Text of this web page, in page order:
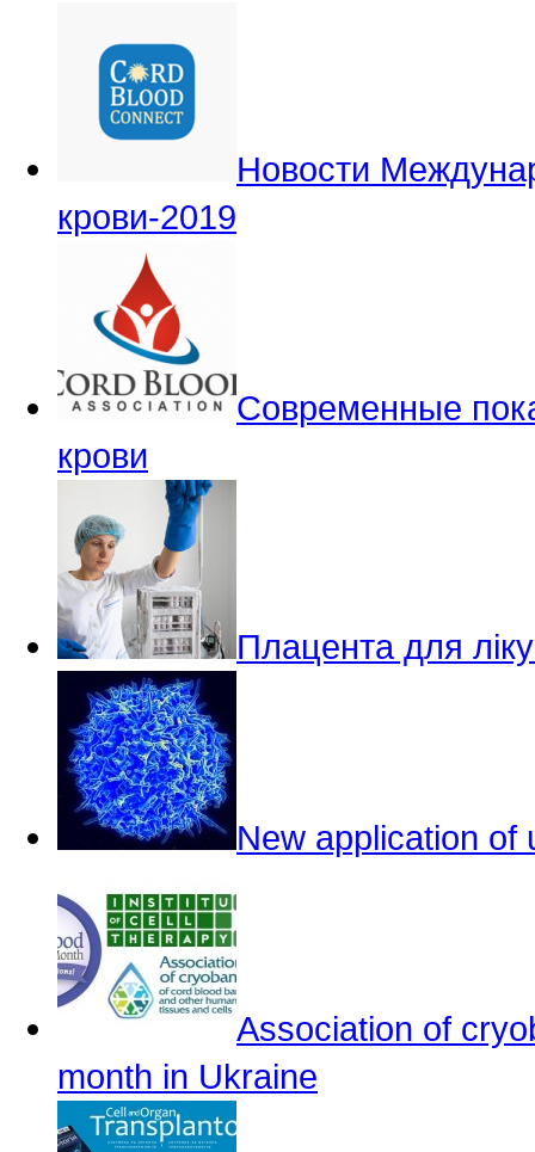
Новости
крови-2019
Современные
крови
Плацента для
New application of
Association of
month in Ukraine